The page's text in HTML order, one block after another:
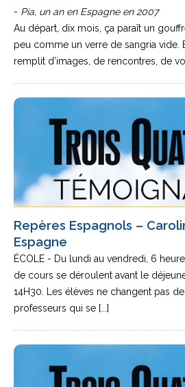
- Pia, un an en Espagne en 2007
Au départ, dix mois, ça paraît un
peu comme un verre de sangria vide.
remplit d’images, de rencontres, de
Repères Espagnols –
Espagne
ÉCOLE - Du lundi au vendredi, 6
de cours se déroulent avant le
14H30. Les élèves ne changent pas
professeurs qui se [...]